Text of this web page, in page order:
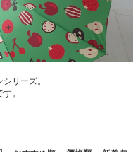
リーズ。
。